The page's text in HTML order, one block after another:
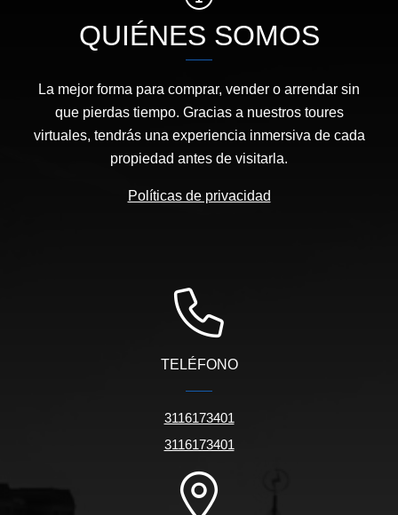
QUIÉNES SOMOS
La mejor forma para comprar, vender o arrendar sin
que pierdas tiempo. Gracias a nuestros toures
virtuales, tendrás una experiencia inmersiva de cada
propiedad antes de visitarla.
Políticas de privacidad
TELÉFONO
3116173401
3116173401